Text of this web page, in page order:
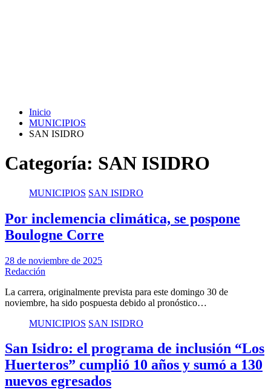
Inicio
MUNICIPIOS
SAN ISIDRO
Categoría: SAN ISIDRO
MUNICIPIOS SAN ISIDRO
Por inclemencia climática, se pospone
Boulogne Corre
28 de noviembre de 2025
Redacción
La carrera, originalmente prevista para este domingo 30 de
noviembre, ha sido pospuesta debido al pronóstico…
MUNICIPIOS SAN ISIDRO
San Isidro: el programa de inclusión “Los
Huerteros” cumplió 10 años y sumó a 130
nuevos egresados